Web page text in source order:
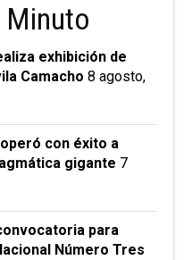
exhibición de
Camacho 8 agosto,
con éxito a
gigante 7
para
Número Tres